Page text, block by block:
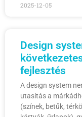
2025-12-05
Design
fejlesztés
A design system
utasítás a
(színek, betűk,